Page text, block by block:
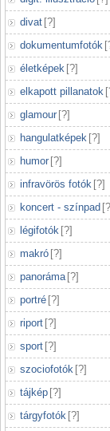
divat [?]
dokumentumfotók [
életképek [?]
elkapott pillanatok [
glamour [?]
hangulatképek [?]
humor [?]
infravörös fotók [?]
koncert - színpad [?
légifotók [?]
makró [?]
panoráma [?]
portré [?]
riport [?]
sport [?]
szociofotók [?]
tájkép [?]
tárgyfotók [?]